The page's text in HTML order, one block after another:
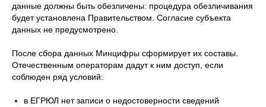
данные должны быть обезличены: процедура обезличивания
будет установлена Правительством. Согласие субъекта
данных не предусмотрено.
После сбора данных Минцифры сформирует их составы.
Отечественным операторам дадут к ним доступ, если
соблюден ряд условий:
в ЕГРЮЛ нет записи о недостоверности сведений